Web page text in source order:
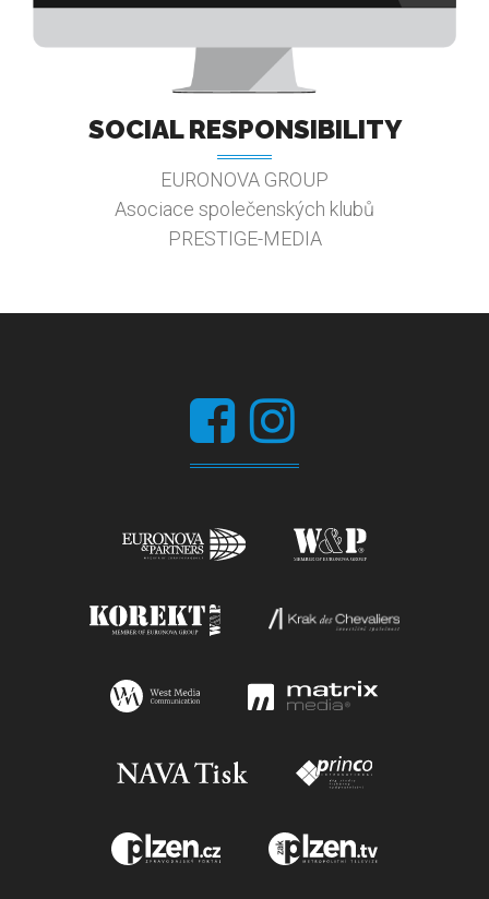
SOCIAL RESPONSIBILITY
EURONOVA GROUP
Asociace společenských klubů
PRESTIGE-MEDIA